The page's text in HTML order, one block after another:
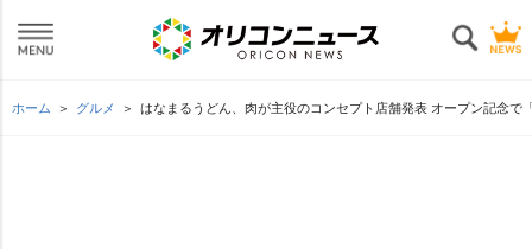
ホーム グルメ はなまるうどん、肉が主役のコンセプト店舗発表 オープン記念で